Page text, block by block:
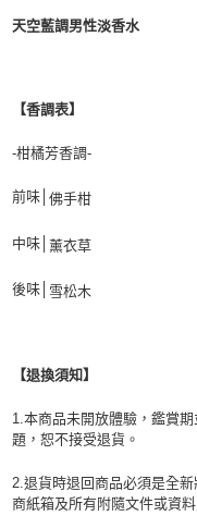
天空藍調男性淡香水
【香調表】
-柑橘芳香調-
前味│ 佛手柑
中味│ 薰衣草
後味│ 雪松木
【退換須知】
1.本商品未開放體驗，鑑賞
題，恕不接受退貨。
2.退貨時退回商品必須是全
商紙箱及所有附隨文件或資